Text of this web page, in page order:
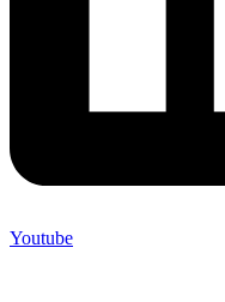
Youtube